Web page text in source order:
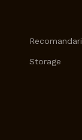
Recomandari
Storage